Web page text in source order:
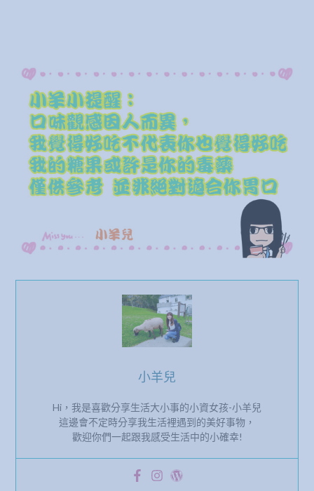
小羊兒
Hi，我是喜歡分享生活大小事的小資女孩-小羊兒
這邊會不定時分享我生活裡遇到的美好事物，
歡迎你們一起跟我感受生活中的小確幸!